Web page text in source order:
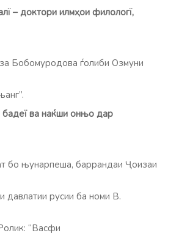
– доктори илмҳои филологї,
Бобомуродова ѓолиби Озмуни
ва наќши онњо дар
њунарпеша, баррандаи Ҷоизаи
русии ба номи В.
“Васфи